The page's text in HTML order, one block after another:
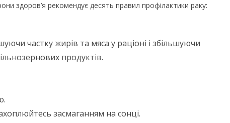
здоров’я рекомендує десять правил профілактики раку:
частку жирів та мяса у раціоні і збільшуючи
продуктів.
засмаганням на сонці.